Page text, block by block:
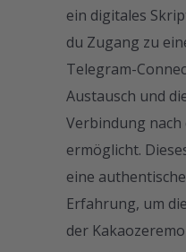
ein digitales
du Zugang zu
Telegram-
Austausch und
Verbindung
ermöglicht.
eine
Erfahrung, um
der